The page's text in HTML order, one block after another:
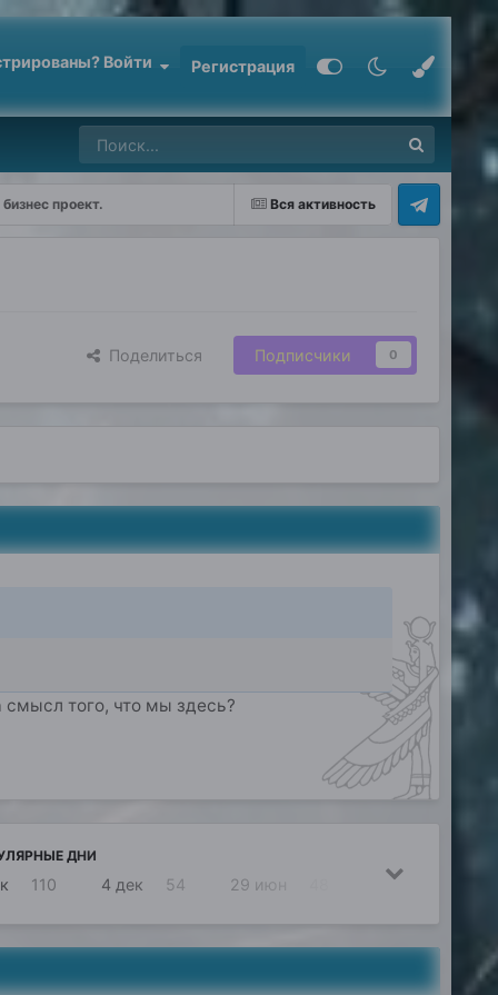
Войти Регистрация
Вся активность
проект.
Поделиться Подписчики 0
смысл того, что мы здесь?
ДНИ
110 4 дек 54 29 июн 10 дек